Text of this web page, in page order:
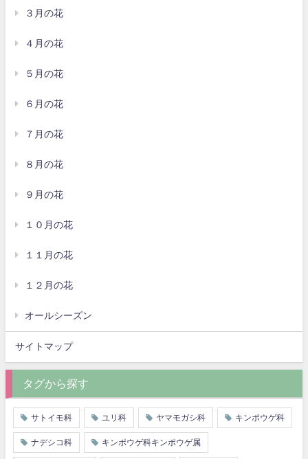
３月の花
４月の花
５月の花
６月の花
７月の花
８月の花
９月の花
１０月の花
１１月の花
１２月の花
オールシーズン
サイトマップ
タグから探す
サトイモ科 ユリ科 ヤマモガシ科 キンポウゲ科
ナデシコ科 キンポウゲ科キンポウゲ属